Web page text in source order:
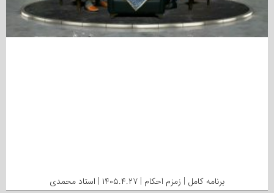
برنامه کامل | زمزم احکام | ۱۴۰۵.۴.۲۷ | استاد محمدی